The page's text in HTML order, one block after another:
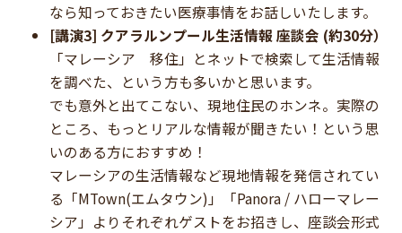
なら知っておきたい医療事情をお話しいたします。
[講演3] クアラルンプール生活情報 座談会 (約30分）
「マレーシア 移住」とネットで検索して生活情報
を調べた、という方も多いかと思います。
でも意外と出てこない、現地住民のホンネ。実際の
ところ、もっとリアルな情報が聞きたい！という思
いのある方におすすめ！
マレーシアの生活情報など現地情報を発信されてい
る「MTown(エムタウン)」
「Panora / ハローマレー
シア」よりそれぞれゲストをお招きし、座談会形式